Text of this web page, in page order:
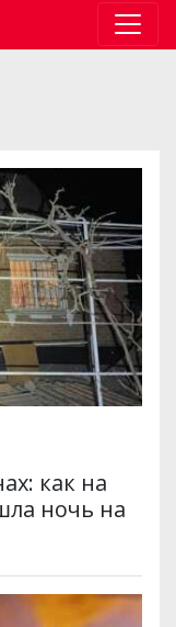
как на
ночь на